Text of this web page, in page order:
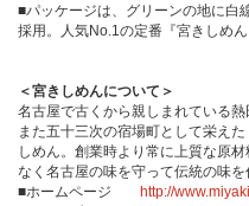
■パッケージは、グリーンの地に白
採用。人気No.1の定番『宮きしめ
＜宮きしめんについて＞
名古屋で古くから親しまれている
また五十三次の宿場町として栄え
しめん。創業時より常に上質な原
なく名古屋の味を守って伝統の味を
■ホームページ
http://